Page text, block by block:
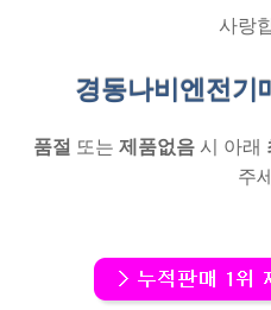
사랑
경동나비엔전기
품절 또는 제품없음 시 아래
주